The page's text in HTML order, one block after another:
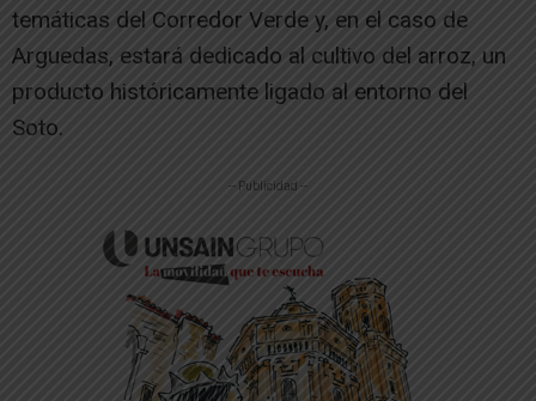
temáticas del Corredor Verde y, en el caso de
Arguedas, estará dedicado al cultivo del arroz, un
producto históricamente ligado al entorno del
Soto.
-- Publicidad --